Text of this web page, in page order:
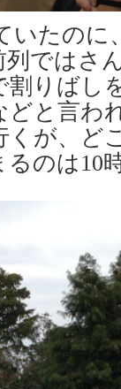
いたのに
ではさ
割りばし
と言わ
くが、ど
のは10